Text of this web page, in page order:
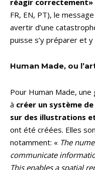
réagir correctement»
FR, EN, PT), le
avertir d’une
puisse s’y préparer et
Human Made, ou
Pour Human Made,
à créer un système
sur des illustrations
ont été créées. Elles
notamment: « The
communicate
This enables a spatial